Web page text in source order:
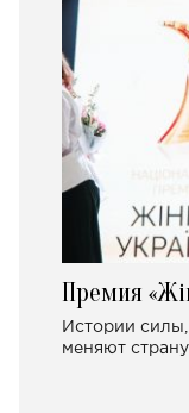
Премия
Истории
меняют